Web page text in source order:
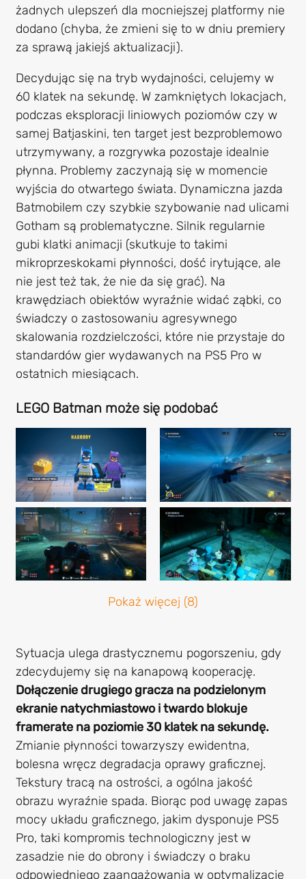
żadnych ulepszeń dla mocniejszej platformy nie
dodano (chyba, że zmieni się to w dniu premiery
za sprawą jakiejś aktualizacji).
Decydując się na tryb wydajności, celujemy w
60 klatek na sekundę. W zamkniętych lokacjach,
podczas eksploracji liniowych poziomów czy w
samej Batjaskini, ten target jest bezproblemowo
utrzymywany, a rozgrywka pozostaje idealnie
płynna. Problemy zaczynają się w momencie
wyjścia do otwartego świata. Dynamiczna jazda
Batmobilem czy szybkie szybowanie nad ulicami
Gotham są problematyczne. Silnik regularnie
gubi klatki animacji (skutkuje to takimi
mikroprzeskokami płynności, dość irytujące, ale
nie jest też tak, że nie da się grać). Na
krawędziach obiektów wyraźnie widać ząbki, co
świadczy o zastosowaniu agresywnego
skalowania rozdzielczości, które nie przystaje do
standardów gier wydawanych na PS5 Pro w
ostatnich miesiącach.
LEGO Batman może się podobać
Pokaż więcej (8)
Sytuacja ulega drastycznemu pogorszeniu, gdy
zdecydujemy się na kanapową kooperację.
Dołączenie drugiego gracza na podzielonym
ekranie natychmiastowo i twardo blokuje
framerate na poziomie 30 klatek na sekundę.
Zmianie płynności towarzyszy ewidentna,
bolesna wręcz degradacja oprawy graficznej.
Tekstury tracą na ostrości, a ogólna jakość
obrazu wyraźnie spada. Biorąc pod uwagę zapas
mocy układu graficznego, jakim dysponuje PS5
Pro, taki kompromis technologiczny jest w
zasadzie nie do obrony i świadczy o braku
odpowiedniego zaangażowania w optymalizację